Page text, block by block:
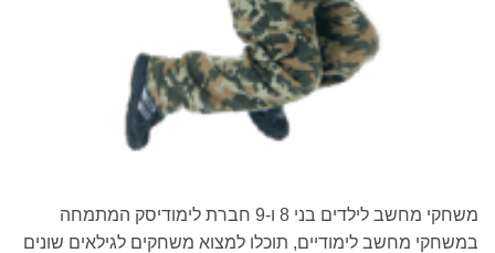
משחקי מחשב לילדים בני 8 ו-9 חברת לימודיסק המתמחה
במשחקי מחשב לימודיים, תוכלו למצוא משחקים לגילאים שונים